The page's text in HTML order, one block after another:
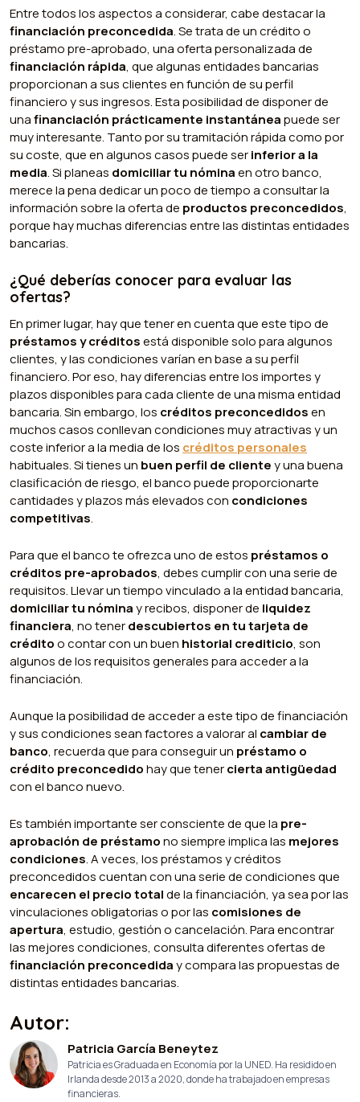
Entre todos los aspectos a considerar, cabe destacar la
financiación preconcedida. Se trata de un crédito o
préstamo pre-aprobado, una oferta personalizada de
financiación rápida, que algunas entidades bancarias
proporcionan a sus clientes en función de su perfil
financiero y sus ingresos. Esta posibilidad de disponer de
unafinanciación prácticamente instantáneapuede ser
muy interesante. Tanto por su tramitación rápida como por
su coste, que en algunos casos puede serinferior a la
media. Si planeas domiciliar tu nóminaen otro banco,
merece la pena dedicar un poco de tiempo a consultar la
información sobre la oferta de productos preconcedidos,
porque hay muchas diferencias entre las distintas entidades
bancarias.
¿Qué deberías conocer para evaluar las
ofertas?
En primer lugar, hay que tener en cuenta que este tipo de
préstamos y créditosestá disponible solo para algunos
clientes, y las condiciones varían en base a su perfil
financiero. Por eso, hay diferencias entre los importes y
plazos disponibles para cada cliente de una misma entidad
bancaria. Sin embargo, los créditos preconcedidosen
muchos casos conllevan condiciones muy atractivas y un
coste inferior a la media de los créditos personales
habituales. Si tienes un buen perfil de clientey una buena
clasificación de riesgo, el banco puede proporcionarte
cantidades y plazos más elevados con condiciones
competitivas.
Para que el banco te ofrezca uno de estos préstamos o
créditos pre-aprobados, debes cumplir con una serie de
requisitos. Llevar un tiempo vinculado a la entidad bancaria,
domiciliar tu nóminay recibos, disponer de liquidez
financiera, no tenerdescubiertos en tu tarjeta de
créditoo contar con un buen historial crediticio, son
algunos de los requisitos generales para acceder a la
financiación.
Aunque la posibilidad de acceder a este tipo de financiación
y sus condiciones sean factores a valorar al cambiar de
banco, recuerda que para conseguir un préstamo o
crédito preconcedidohay que tenercierta antigüedad
con el banco nuevo.
Es también importante ser consciente de que la pre-
aprobación de préstamono siempre implica las mejores
condiciones. A veces, los préstamos y créditos
preconcedidos cuentan con una serie de condiciones que
encarecen el precio totalde la financiación, ya sea por las
vinculaciones obligatorias o por las comisiones de
apertura, estudio, gestión o cancelación. Para encontrar
las mejores condiciones, consulta diferentes ofertas de
financiación preconcediday compara las propuestas de
distintas entidades bancarias.
Autor:
Patricia García Beneytez
Patricia es Graduada en Economía por la UNED. Ha residido en
Irlanda desde 2013 a 2020, donde ha trabajado en empresas
financieras.